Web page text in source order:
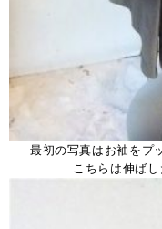
最初の写真はお袖をプ
こちらは伸ば